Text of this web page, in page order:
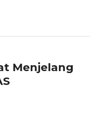
Menjelang